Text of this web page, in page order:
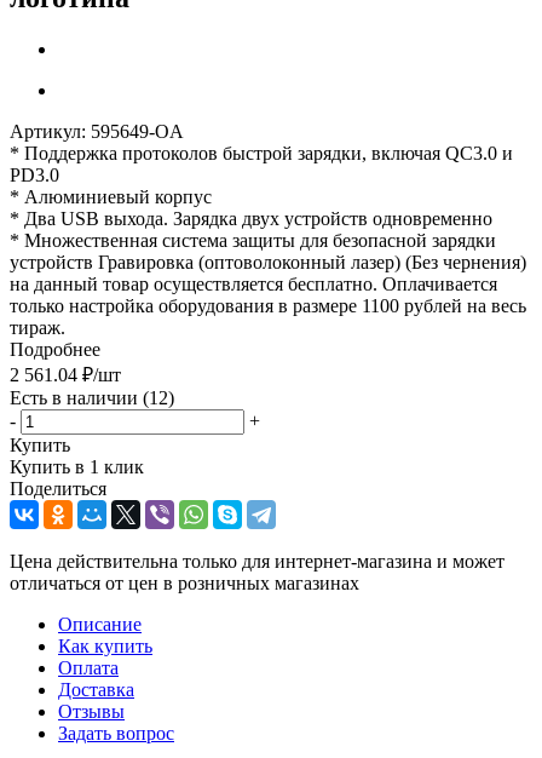
Артикул: 595649-OA
* Поддержка протоколов быстрой зарядки, включая QC3.0 и
PD3.0
* Алюминиевый корпус
* Два USB выхода. Зарядка двух устройств одновременно
* Множественная система защиты для безопасной зарядки
устройств Гравировка (оптоволоконный лазер) (Без чернения)
на данный товар осуществляется бесплатно. Оплачивается
только настройка оборудования в размере 1100 рублей на весь
тираж.
Подробнее
2 561.04 ₽/шт
Есть в наличии (12)
-
+
Купить
Купить в 1 клик
Поделиться
Цена действительна только для интернет-магазина и может
отличаться от цен в розничных магазинах
Описание
Как купить
Оплата
Доставка
Отзывы
Задать вопрос